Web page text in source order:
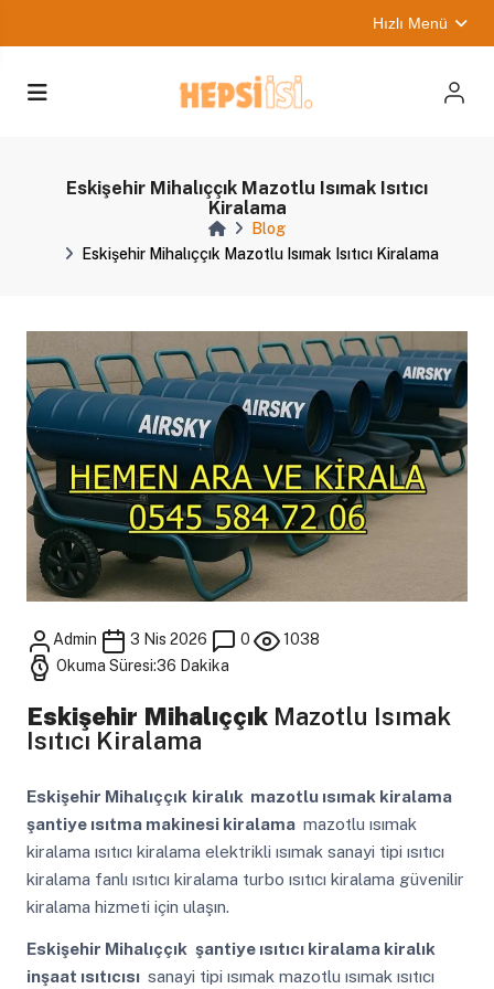
Hızlı Menü
Eskişehir Mihalıççık Mazotlu Isımak Isıtıcı
Kiralama
Blog
Eskişehir Mihalıççık Mazotlu Isımak Isıtıcı Kiralama
Admin 3 Nis 2026 0
1038
Okuma Süresi:36 Dakika
Eskişehir MihalıççıkMazotlu Isımak
Isıtıcı Kiralama
Eskişehir Mihalıççık kiralık mazotlu ısımak kiralama
şantiye ısıtma makinesi kiralama mazotlu ısımak
kiralama ısıtıcı kiralama elektrikli ısımak sanayi tipi ısıtıcı
kiralama fanlı ısıtıcı kiralama turbo ısıtıcı kiralama güvenilir
kiralama hizmeti için ulaşın.
Eskişehir Mihalıççık şantiye ısıtıcı kiralama kiralık
inşaat ısıtıcısı sanayi tipi ısımak mazotlu ısımak ısıtıcı